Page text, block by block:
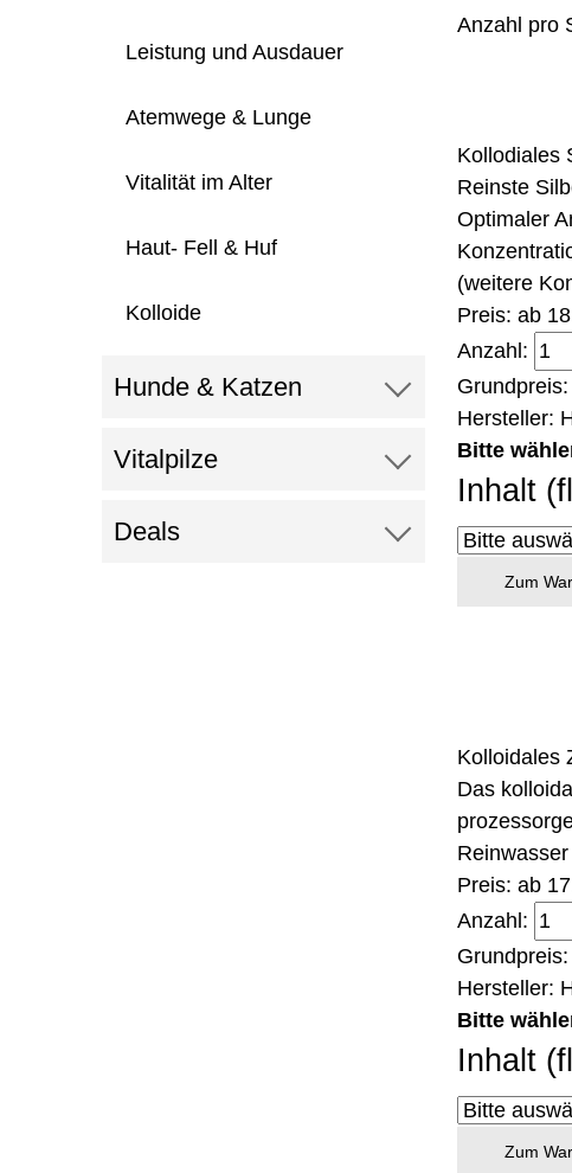
Leistung und Ausdauer
Atemwege & Lunge
Vitalität im Alter
Haut- Fell & Huf
Kolloide
Hunde & Katzen
Vitalpilze
Deals
Anzahl pro
Kollodiales
Reinste
Optimaler
(weitere
Preis: ab
Anzahl:
Hersteller:
Bitte
Inhalt
Zum
Kolloidales
Das
Preis: ab
Anzahl:
Hersteller:
Bitte
Inhalt
Zum